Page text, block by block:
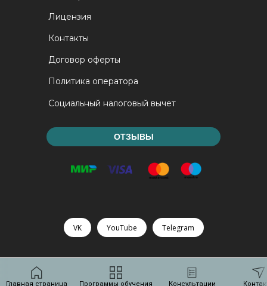
Главная страница Программы обучения Консультации
Договор оферты
Политика оператора
Социальный налоговый вычет
Контакты
Лицензия
ОТЗЫВЫ
VK YouTube Telegram